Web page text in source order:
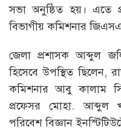
সভা অনুষ্ঠিত হয়। এতে
বিভাগীয় কমিশনার
জেলা প্রশাসক আব্দুল
হিসেবে উপস্থিত ছিলেন,
কমিশনার আবু কালাম
প্রফেসর মোহা. আব্দুল
পরিবেশ বিজ্ঞান